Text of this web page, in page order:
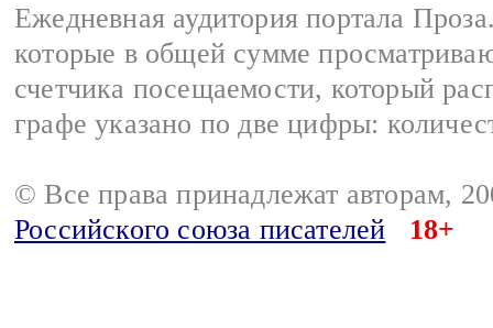
Ежедневная аудитория портала
которые в общей сумме
счетчика посещаемости, который
графе указано по две цифры:
© Все права принадлежат авторам,
Российского союза писателей
18+